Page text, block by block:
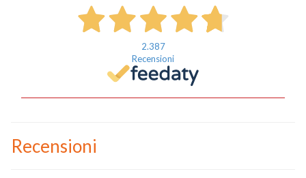
2.387
Recensioni
Recensioni